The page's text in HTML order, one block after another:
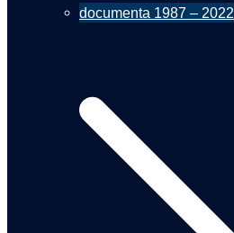
documenta 1987 – 2022